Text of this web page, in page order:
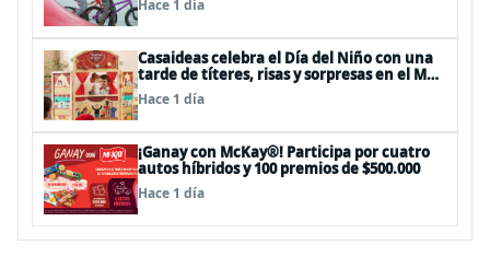
Hace 1 día
Casaideas celebra el Día del Niño con una
tarde de títeres, risas y sorpresas en el Mall
Plaza Vespucio
Hace 1 día
¡Ganay con McKay®! Participa por cuatro
autos híbridos y 100 premios de $500.000
Hace 1 día